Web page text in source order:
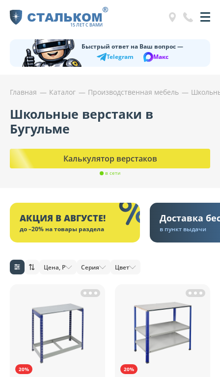
СТАЛЬКОМ
15 ЛЕТ С ВАМИ
®
Быстрый ответ на Ваш вопрос —
Telegram
Макс
Главная Каталог Производственная мебель
Школьные верстаки в
Бугульме
Калькулятор верстаков
в сети
АКЦИЯ В АВГУСТЕ!
до –20% на товары раздела
Доставка
в пункт выдачи
Цена, Р Серия Цвет
20% 20%